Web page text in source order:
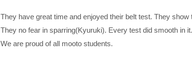
They have great time and enjoyed their belt test. They
They no fear in sparring(Kyuruki). Every test did smooth in it.
We are proud of all mooto students.